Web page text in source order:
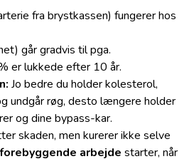
fra brystkassen) fungerer hos
går gradvis til pga.
er lukkede efter 10 år.
Jo bedre du holder kolesterol,
undgår røg, desto længere holder
og dine bypass-kar.
skaden, men kurerer ikke selve
forebyggende arbejde starter, når